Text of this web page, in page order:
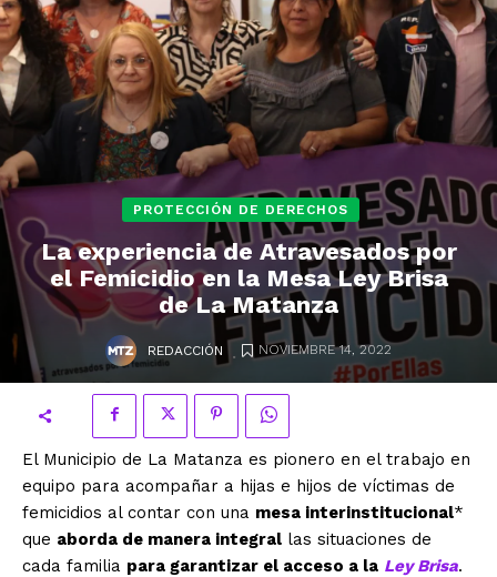
PROTECCIÓN DE DERECHOS
La experiencia de Atravesados por
el Femicidio en la Mesa Ley Brisa
de La Matanza
REDACCIÓN . NOVIEMBRE 14, 2022
El Municipio de La Matanza es pionero en el trabajo en
equipo para acompañar a hijas e hijos de víctimas de
femicidios al contar con una mesa interinstitucional*
que aborda de manera integral las situaciones de
cada familia para garantizar el acceso a la Ley Brisa.